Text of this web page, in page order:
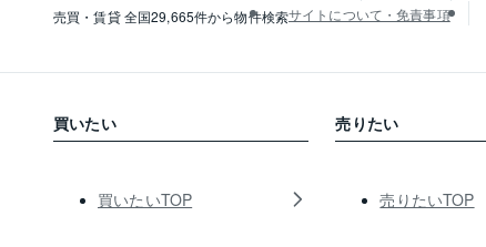
売買・賃貸 全国29,665件から物件検索サイトについて・免責事項
買いたい
買いたいTOP
売りたい
売りたいTOP